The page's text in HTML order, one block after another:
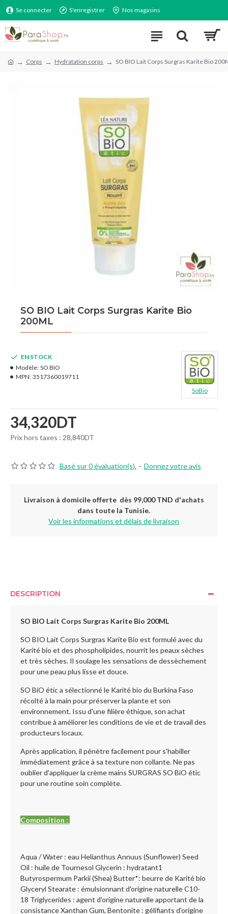
Se connecter S'enregistrer Nos magasins
Corps Hydratation corps SO BIO Lait Corps Surgras Karite Bio
SO BIO Lait Corps Surgras Karite Bio
200ML
Basé sur 0 évaluation(s). - Donnez votre avis
34,320DT
Prix hors taxes : 28,840DT
EN STOCK
Modèle: SO BIO
MPN: 3517360019711
SoBio
Livraison à domicile offerte dès 99,000 TND d'achats
dans toute la Tunisie.
Voir les informations et délais de livraison
DESCRIPTION
SO BIO Lait Corps Surgras Karite Bio 200ML
SO BIO Lait Corps Surgras Karite Bio est formulé avec du
Karité bio et des phospholipides, nourrit les peaux sèches
et très sèches. Il soulage les sensations de dessèchement
pour une peau plus lisse et douce.
SO BiO étic a sélectionné le Karité bio du Burkina Faso
récolté à la main pour préserver la plante et son
environnement. Issu d'une filière éthique, son achat
contribue à améliorer les conditions de vie et de travail des
producteurs locaux.
Après application, il pénètre facilement pour s'habiller
immédiatement grâce à sa texture non collante. Ne pas
oublier d'appliquer la crème mains SURGRAS SO BiO étic
pour une routine soin complète.
Composition :
Aqua / Water : eau Helianthus Annuus (Sunflower) Seed
Oil : huile de Tournesol Glycerin : hydratant1
Butyrospermum Parkii (Shea) Butter*: beurre de Karité bio
Glyceryl Stearate : émulsionnant d'origine naturelle C10-
18 Triglycerides : agent d'origine naturelle apportant de la
consistance Xanthan Gum, Bentonite : gélifiants d'origine